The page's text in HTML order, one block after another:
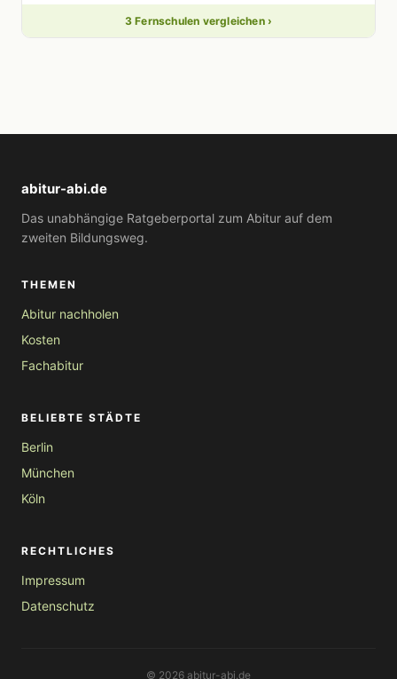
3 Fernschulen vergleichen ›
abitur-abi.de
Das unabhängige Ratgeberportal zum Abitur auf dem
zweiten Bildungsweg.
THEMEN
Abitur nachholen
Kosten
Fachabitur
BELIEBTE STÄDTE
Berlin
München
Köln
RECHTLICHES
Impressum
Datenschutz
© 2026 abitur-abi.de